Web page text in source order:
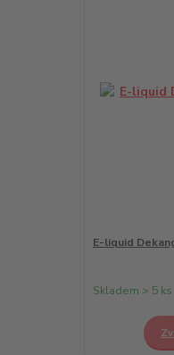
E-liquid
Skladem > 5 ks